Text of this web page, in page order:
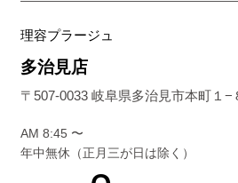
理容プラージュ
多治見店
〒507-0033 岐阜県多治見市本町１−
AM 8:45 〜
年中無休（正月三が日は除く）